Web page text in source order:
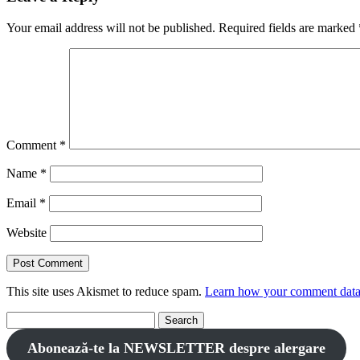
Your email address will not be published. Required fields are marked
Comment *
Name *
Email *
Website
This site uses Akismet to reduce spam. Learn how your comment
for:
Abonează-te la NEWSLETTER despre alergare